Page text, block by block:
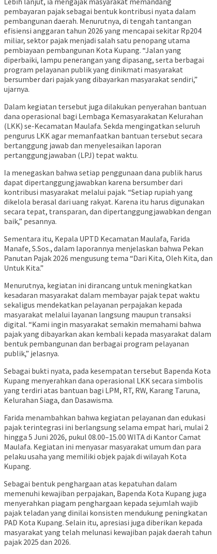
pembayaran pajak sebagai bentuk kontribusi nyata dalam
pembangunan daerah. Menurutnya, di tengah tantangan
efisiensi anggaran tahun 2026 yang mencapai sekitar Rp204
miliar, sektor pajak menjadi salah satu penopang utama
pembiayaan pembangunan Kota Kupang. “Jalan yang
diperbaiki, lampu penerangan yang dipasang, serta berbagai
program pelayanan publik yang dinikmati masyarakat
bersumber dari pajak yang dibayarkan masyarakat sendiri,”
ujarnya.
Dalam kegiatan tersebut juga dilakukan penyerahan bantuan
dana operasional bagi Lembaga Kemasyarakatan Kelurahan
(LKK) se-Kecamatan Maulafa. Sekda mengingatkan seluruh
pengurus LKK agar memanfaatkan bantuan tersebut secara
bertanggung jawab dan menyelesaikan laporan
pertanggungjawaban (LPJ) tepat waktu.
Ia menegaskan bahwa setiap penggunaan dana publik harus
dapat dipertanggungjawabkan karena bersumber dari
kontribusi masyarakat melalui pajak. “Setiap rupiah yang
dikelola berasal dari uang rakyat. Karena itu harus digunakan
secara tepat, transparan, dan dipertanggungjawabkan dengan
baik,” pesannya.
Sementara itu, Kepala UPTD Kecamatan Maulafa, Farida
Manafe, S.Sos., dalam laporannya menjelaskan bahwa Pekan
Panutan Pajak 2026 mengusung tema “Dari Kita, Oleh Kita, dan
Untuk Kita.”
Menurutnya, kegiatan ini dirancang untuk meningkatkan
kesadaran masyarakat dalam membayar pajak tepat waktu
sekaligus mendekatkan pelayanan perpajakan kepada
masyarakat melalui layanan langsung maupun transaksi
digital. “Kami ingin masyarakat semakin memahami bahwa
pajak yang dibayarkan akan kembali kepada masyarakat dalam
bentuk pembangunan dan berbagai program pelayanan
publik,” jelasnya.
Sebagai bukti nyata, pada kesempatan tersebut Bapenda Kota
Kupang menyerahkan dana operasional LKK secara simbolis
yang terdiri atas bantuan bagi LPM, RT, RW, Karang Taruna,
Kelurahan Siaga, dan Dasawisma.
Farida menambahkan bahwa kegiatan pelayanan dan edukasi
pajak terintegrasi ini berlangsung selama empat hari, mulai 2
hingga 5 Juni 2026, pukul 08.00–15.00 WITA di Kantor Camat
Maulafa. Kegiatan ini menyasar masyarakat umum dan para
pelaku usaha yang memiliki objek pajak di wilayah Kota
Kupang.
Sebagai bentuk penghargaan atas kepatuhan dalam
memenuhi kewajiban perpajakan, Bapenda Kota Kupang juga
menyerahkan piagam penghargaan kepada sejumlah wajib
pajak teladan yang dinilai konsisten mendukung peningkatan
PAD Kota Kupang. Selain itu, apresiasi juga diberikan kepada
masyarakat yang telah melunasi kewajiban pajak daerah tahun
pajak 2025 dan 2026.